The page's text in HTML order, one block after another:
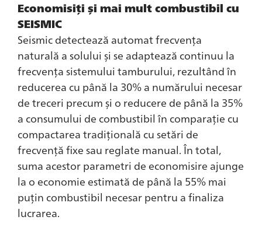
Economisiți și mai mult combustibil cu
SEISMIC
Seismic detectează automat frecvența
naturală a solului și se adaptează continuu la
frecvența sistemului tamburului, rezultând în
reducerea cu până la 30% a numărului necesar
de treceri precum și o reducere de până la 35%
a consumului de combustibil în comparație cu
compactarea tradițională cu setări de
frecvență fixe sau reglate manual. În total,
suma acestor parametri de economisire ajunge
la o economie estimată de până la 55% mai
puțin combustibil necesar pentru a finaliza
lucrarea.